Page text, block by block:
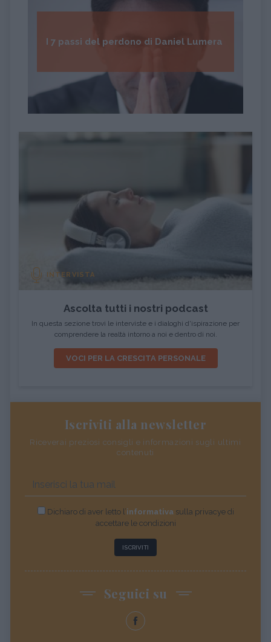
I 7 passi del perdono di Daniel Lumera
INTERVISTA
Ascolta tutti i nostri podcast
In questa sezione trovi le interviste e i dialoghi d'ispirazione per
comprendere la realtà intorno a noi e dentro di noi.
VOCI PER LA CRESCITA PERSONALE
Iscriviti alla newsletter
Riceverai preziosi consigli e informazioni sugli ultimi
contenuti
Dichiaro di aver letto l’informativasulla privacye di
accettare le condizioni
ISCRIVITI
Seguici su